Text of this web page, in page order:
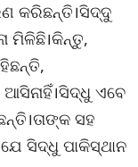
କରିଛନ୍ତି।ସିଦ୍ଦୁ
ମିଳିଛି।କିନ୍ତୁ,
ଏବେ
ସହ
ସିଦ୍ଧୁ ପାକିସ୍ଥାନ